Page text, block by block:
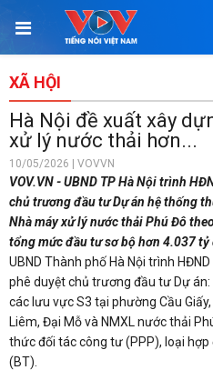
XÃ HỘI
Hà Nội đề xuất xây
xử lý nước thải hơn...
10/05/2026 | VOVVN
VOV.VN - UBND TP Hà Nội trình
chủ trương đầu tư Dự án hệ thống
Nhà máy xử lý nước thải Phú Đô
tổng mức đầu tư sơ bộ hơn 4.037 tỷ
UBND Thành phố Hà Nội trình
phê duyệt chủ trương đầu tư Dự
các lưu vực S3 tại phường Cầu
Liêm, Đại Mỗ và NMXL nước thải
thức đối tác công tư (PPP), loại
(BT).